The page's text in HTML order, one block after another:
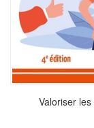
Valoriser